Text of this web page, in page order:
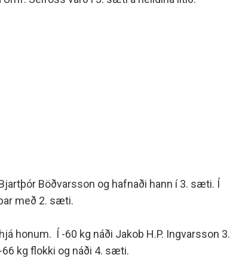
Böðvarsson og hafnaði hann í 3. sæti. Í
með 2. sæti.
honum. Í -60 kg náði Jakob H.P. Ingvarsson 3.
kg flokki og náði 4. sæti.